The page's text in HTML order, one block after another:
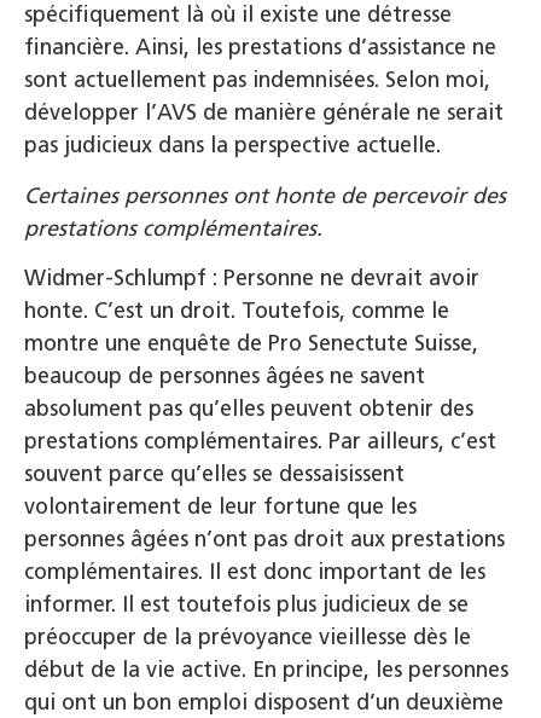
spécifiquement là où il existe une détresse
financière. Ainsi, les prestations d’assistance ne
sont actuellement pas indemnisées. Selon moi,
développer l’AVS de manière générale ne serait
pas judicieux dans la perspective actuelle.
Certaines personnes ont honte de percevoir des
prestations complémentaires.
Widmer-Schlumpf : Personne ne devrait avoir
honte. C’est un droit. Toutefois, comme le
montre une enquête de Pro Senectute Suisse,
beaucoup de personnes âgées ne savent
absolument pas qu’elles peuvent obtenir des
prestations complémentaires. Par ailleurs, c’est
souvent parce qu’elles se dessaisissent
volontairement de leur fortune que les
personnes âgées n’ont pas droit aux prestations
complémentaires. Il est donc important de les
informer. Il est toutefois plus judicieux de se
préoccuper de la prévoyance vieillesse dès le
début de la vie active. En principe, les personnes
qui ont un bon emploi disposent d’un deuxième